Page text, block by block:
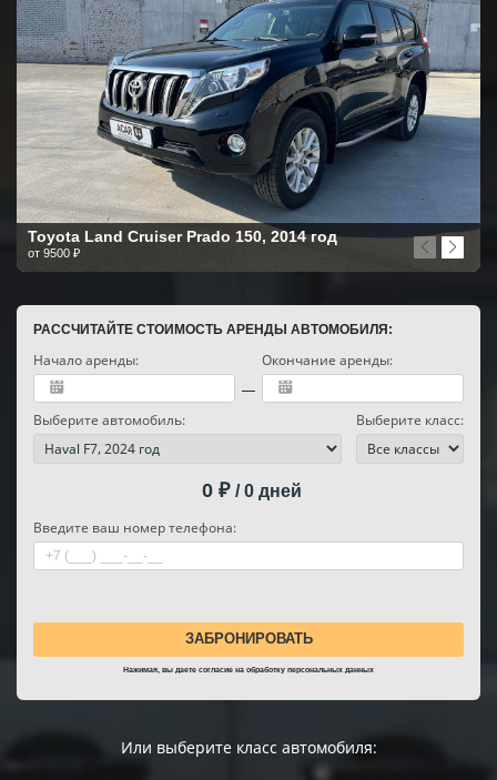
Toyota Land Cruiser Prado 150, 2014 год
от 9500 ₽
РАССЧИТАЙТЕ СТОИМОСТЬ АРЕНДЫ АВТОМОБИЛЯ:
Начало аренды: Окончание аренды:
Выберите автомобиль: Выберите класс:
0₽ /0дней
Введите ваш номер телефона:
Нажимая, вы даете согласие на обработку персональных данных
Или выберите класс автомобиля: